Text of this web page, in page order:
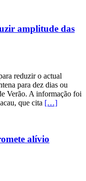
amplitude das
reduzir o actual
para dez dias ou
Verão. A informação foi
que cita […]
alívio